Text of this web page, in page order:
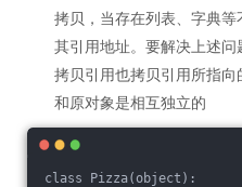
拷贝，当存在列表、字典
其引用地址。要解决上述
拷贝引用也拷贝引用所指
和原对象是相互独立的
class Pizza(object):